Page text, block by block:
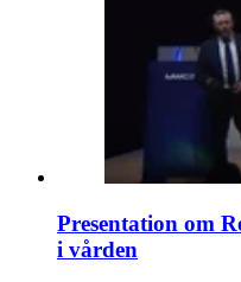
Presentation om
i vården